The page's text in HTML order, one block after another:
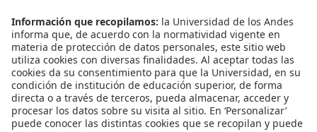
Catálogo de Datos
Observatorio Municipal
Solicitud Base Nueva